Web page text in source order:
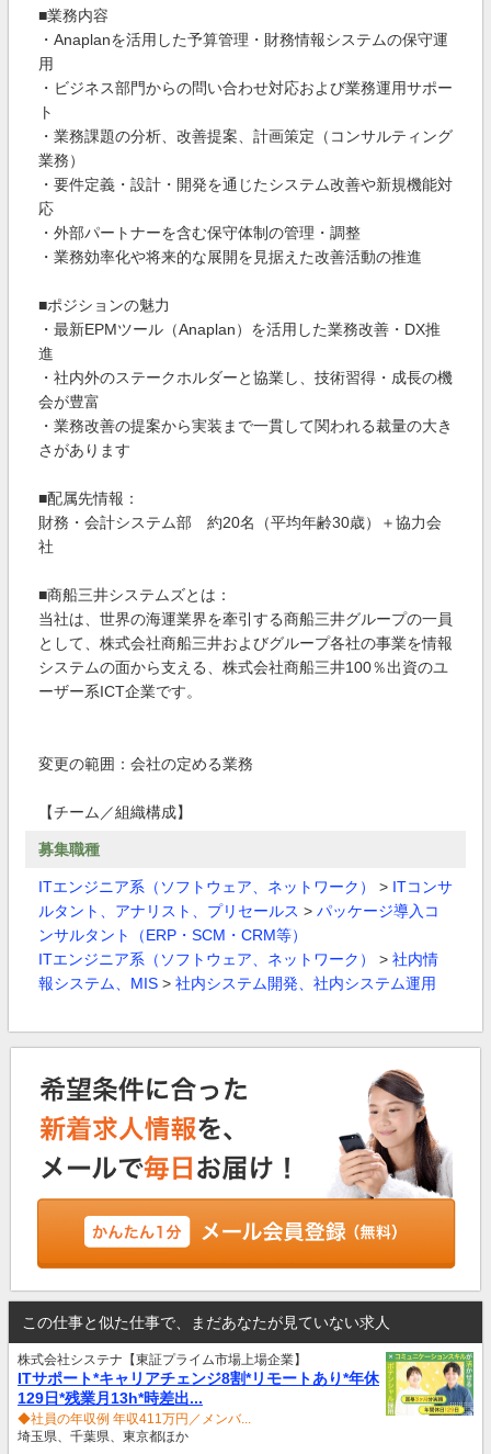
■業務内容
・Anaplanを活用した予算管理・財務情報システムの保守運
用
・ビジネス部門からの問い合わせ対応および業務運用サポー
ト
・業務課題の分析、改善提案、計画策定（コンサルティング
業務）
・要件定義・設計・開発を通じたシステム改善や新規機能対
応
・外部パートナーを含む保守体制の管理・調整
・業務効率化や将来的な展開を見据えた改善活動の推進
■ポジションの魅力
・最新EPMツール（Anaplan）を活用した業務改善・DX推
進
・社内外のステークホルダーと協業し、技術習得・成長の機
会が豊富
・業務改善の提案から実装まで一貫して関われる裁量の大き
さがあります
■配属先情報：
財務・会計システム部 約20名（平均年齢30歳）＋協力会
社
■商船三井システムズとは：
当社は、世界の海運業界を牽引する商船三井グループの一員
として、株式会社商船三井およびグループ各社の事業を情報
システムの面から支える、株式会社商船三井100％出資のユ
ーザー系ICT企業です。
変更の範囲：会社の定める業務
【チーム／組織構成】
募集職種
ITエンジニア系（ソフトウェア、ネットワーク） > ITコンサ
ルタント、アナリスト、プリセールス > パッケージ導入コ
ンサルタント（ERP・SCM・CRM等）
ITエンジニア系（ソフトウェア、ネットワーク）
> 社内情
報システム、MIS > 社内システム開発、社内システム運用
この仕事と似た仕事で、まだあなたが見ていない求人
株式会社システナ【東証プライム市場上場企業】
ITサポート*キャリアチェンジ8割*リモートあり*年休
129日*残業月13h*時差出...
◆社員の年収例 年収411万円／メンバ...
埼玉県、千葉県、東京都ほか